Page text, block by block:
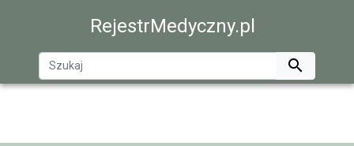
RejestrMedyczny.pl
